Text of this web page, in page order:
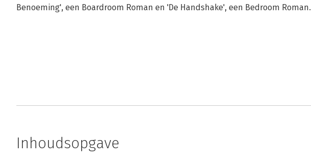
Benoeming', een Boardroom Roman en 'De Handshake', een Bedroom Roman.
Inhoudsopgave